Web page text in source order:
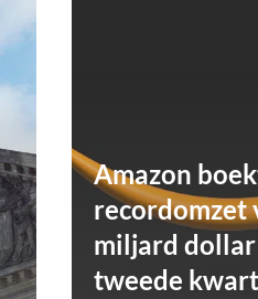
Amazon
recordomzet
miljard
tweede